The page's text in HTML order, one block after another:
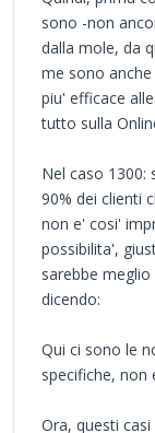
sono -non
dalla mole, da
me sono
piu' efficace
tutto sulla
Nel caso 1300:
90% dei clienti
non e' cosi'
possibilita',
sarebbe
dicendo:
Qui ci sono le
specifiche,
Ora, questi